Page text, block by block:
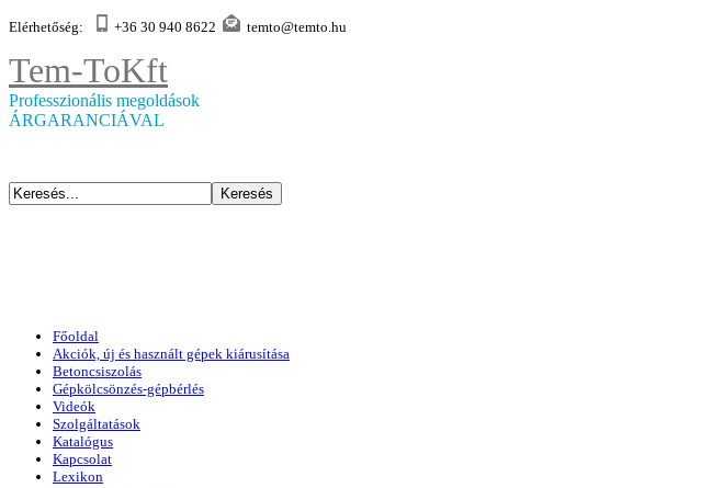
Elérhetőség: +36 30 940 8622 temto@temto.hu
Tem-ToKft
Professzionális megoldások
ÁRGARANCIÁVAL
Főoldal
Akciók, új és használt gépek kiárusítása
Betoncsiszolás
Gépkölcsönzés-gépbérlés
Videók
Szolgáltatások
Katalógus
Kapcsolat
Lexikon